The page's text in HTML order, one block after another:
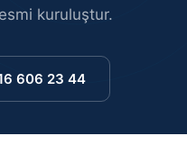
kuruluştur.
606 23 44